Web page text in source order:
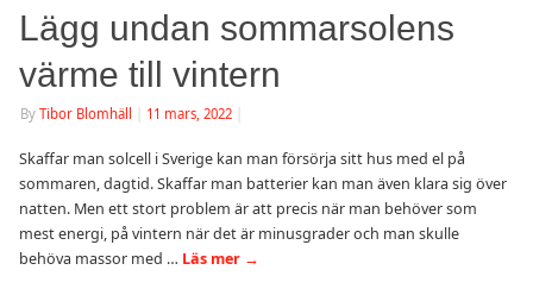
Lägg undan sommarsolens
värme till vintern
By Tibor Blomhäll 11 mars, 2022
Skaffar man solcell i Sverige kan man försörja sitt hus med el på
sommaren, dagtid. Skaffar man batterier kan man även klara sig över
natten. Men ett stort problem är att precis när man behöver som
mest energi, på vintern när det är minusgrader och man skulle
behöva massor med … Läs mer →